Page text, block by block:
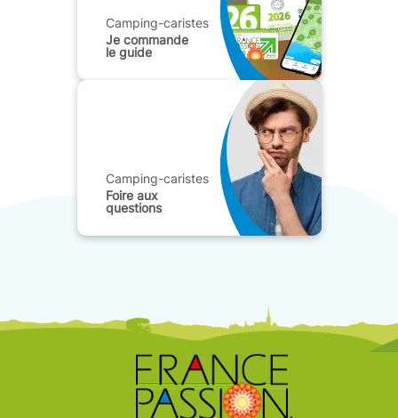
Camping-caristes
Je commande
le guide
Camping-caristes
Foire aux
questions